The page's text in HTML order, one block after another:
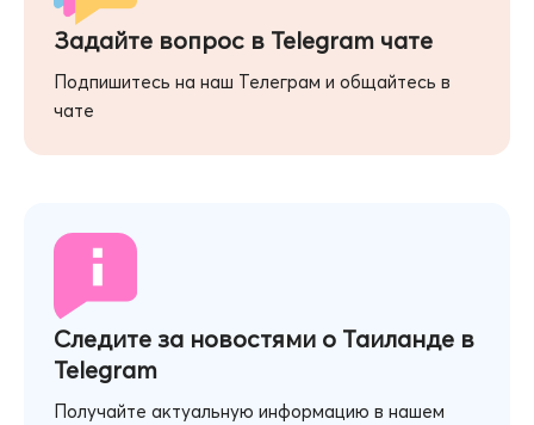
Задайте вопрос в Telegram чате
Подпишитесь на наш Телеграм и общайтесь в
чате
Следите за новостями о Таиланде в
Telegram
Получайте актуальную информацию в нашем